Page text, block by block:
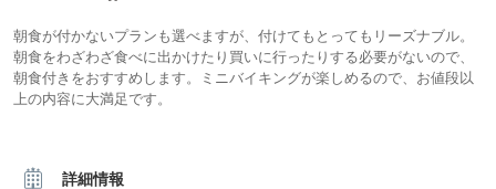
朝食が付かないプランも選べますが、付けてもとってもリーズナブル。
朝食をわざわざ食べに出かけたり買いに行ったりする必要がないので、
朝食付きをおすすめします。ミニバイキングが楽しめるので、お値段以
上の内容に大満足です。
詳細情報